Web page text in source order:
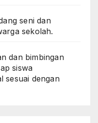
seni dan
sekolah.
dan bimbingan
siswa
sesuai dengan